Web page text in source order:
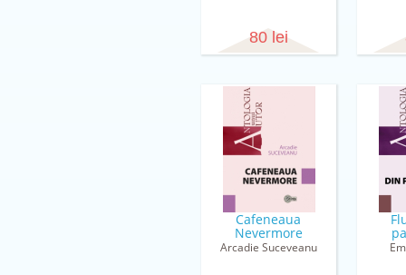
80 lei
Cafeneaua
Nevermore
Arcadie Suceveanu